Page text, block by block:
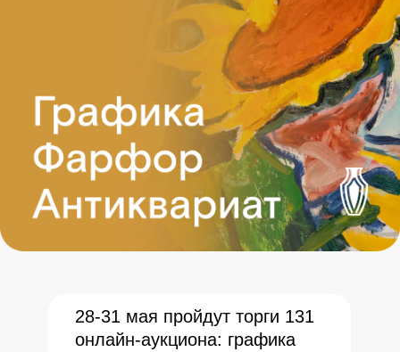
28-31 мая пройдут торги 131
онлайн-аукциона: графика